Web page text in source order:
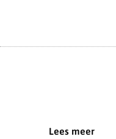
Lees meer